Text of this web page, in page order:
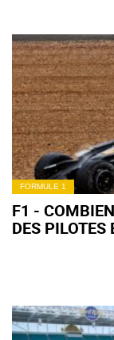
FORMULE 1
F1 -
DES